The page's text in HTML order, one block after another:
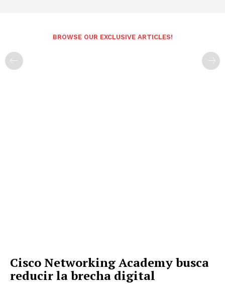
BROWSE OUR EXCLUSIVE ARTICLES!
Cisco Networking Academy busca
reducir la brecha digital